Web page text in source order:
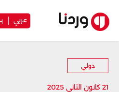
عربي
دولي
21 كانون الثاني 2025